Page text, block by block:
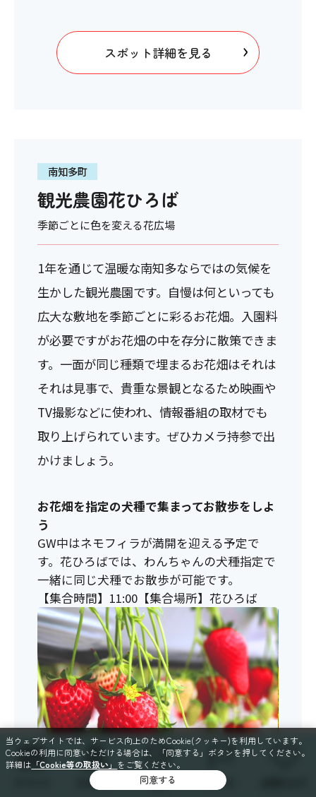
スポット詳細を見る
南知多町
観光農園花ひろば
季節ごとに色を変える花広場
1年を通じて温暖な南知多ならではの気候を
生かした観光農園です。自慢は何といっても
広大な敷地を季節ごとに彩るお花畑。入園料
が必要ですがお花畑の中を存分に散策できま
す。一面が同じ種類で埋まるお花畑はそれは
それは見事で、貴重な景観となるため映画や
TV撮影などに使われ、情報番組の取材でも
取り上げられています。ぜひカメラ持参で出
かけましょう。
お花畑を指定の犬種で集まってお散歩をしよ
う
GW中はネモフィラが満開を迎える予定で
す。花ひろばでは、わんちゃんの犬種指定で
一緒に同じ犬種でお散歩が可能です。
【集合時間】11:00【集合場所】花ひろば
スポット 特集 コース
当ウェブサイトでは、サービス向上のためCookie(クッキー)を利用しています。
Cookieの利用に同意いただける場合は、「同意する」ボタンを押してください。
詳細は 「Cookie等の取扱い」 をご覧ください。
同意する